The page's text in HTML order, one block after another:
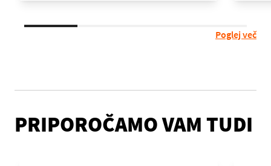
Poglej več
PRIPOROČAMO VAM TUDI